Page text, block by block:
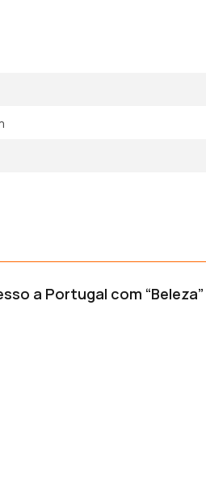
a Portugal com “Beleza”